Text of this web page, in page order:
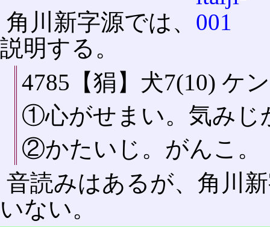
角川新字源では、
説明する。
4785【狷】犬7(10) ケン
①心がせまい。気みじ
②かたいじ。がんこ。
音読みはあるが、角川
いない。